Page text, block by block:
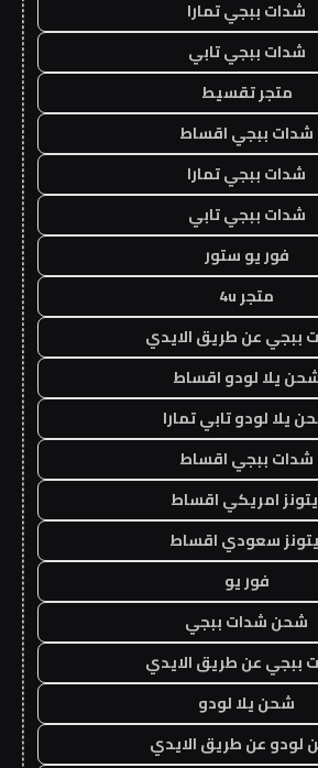
شدات ببجي تمارا
شدات ببجي تابي
متجر تقسيط
شدات ببجي اقساط
شدات ببجي تمارا
شدات ببجي تابي
فور يو ستور
متجر 4u
ببجي عن طريق الايدي
يلا لودو اقساط
يلا لودو تابي تمارا
شدات ببجي اقساط
امريكي اقساط
سعودي اقساط
فور يو
شحن شدات ببجي
ببجي عن طريق الايدي
شحن يلا لودو
لودو عن طريق الايدي